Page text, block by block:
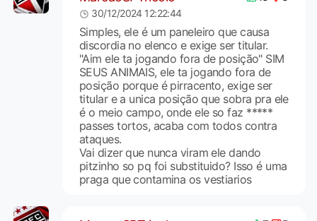
30/12/2024 12:22:44
Simples, ele é um paneleiro que causa
discordia no elenco e exige ser titular.
"Aim ele ta jogando fora de posição" SIM
SEUS ANIMAIS, ele ta jogando fora de
posição porque é pirracento, exige ser
titular e a unica posição que sobra pra ele
é o meio campo, onde ele so faz *****
passes tortos, acaba com todos contra
ataques.
Vai dizer que nunca viram ele dando
pitzinho so pq foi substituido? Isso é uma
praga que contamina os vestiarios